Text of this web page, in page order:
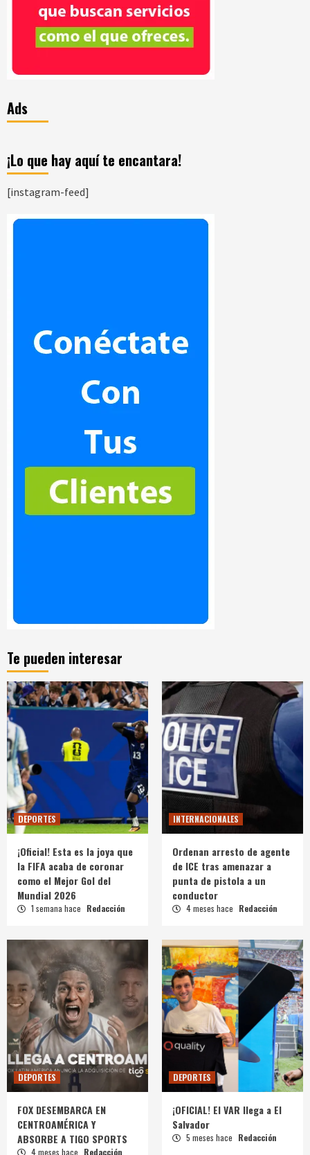
Ads
¡Lo que hay aquí te encantara!
[instagram-feed]
Te pueden interesar
DEPORTES
¡Oficial! Esta es la joya que
la FIFA acaba de coronar
como el Mejor Gol del
Mundial 2026
1 semana hace Redacción
INTERNACIONALES
Ordenan arresto de agente
de ICE tras amenazar a
punta de pistola a un
conductor
4 meses hace Redacción
DEPORTES
FOX DESEMBARCA EN
CENTROAMÉRICA Y
ABSORBE A TIGO SPORTS
4 meses hace Redacción
DEPORTES
¡OFICIAL! El VAR llega a El
Salvador
5 meses hace Redacción